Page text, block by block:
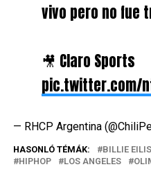
vivo pero no fue
🎥 Claro Sports
pic.twitter.com/
— RHCP Argentina
HASONLÓ TÉMÁK: BILLIE
HIPHOP
LOS ANGELES